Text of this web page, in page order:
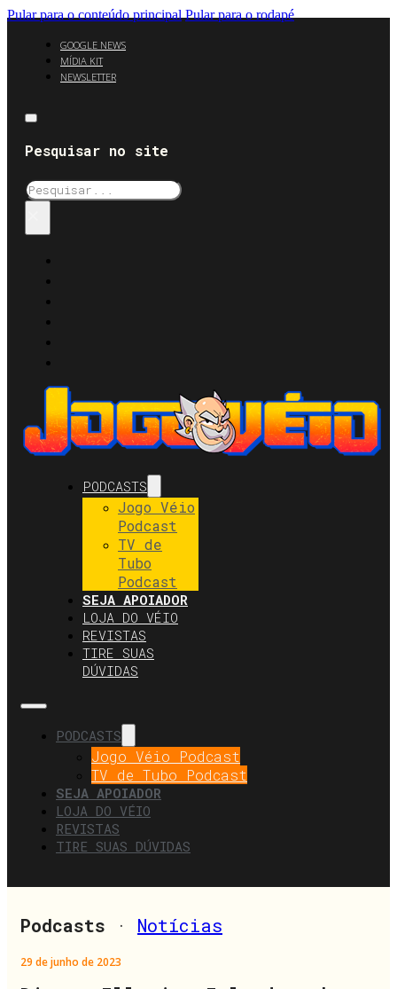
Pular para o conteúdo principal Pular para o rodapé
GOOGLE NEWS
MÍDIA KIT
NEWSLETTER
Pesquisar no site
Pesquisar
PODCASTS
Jogo Véio
Podcast
TV de
Tubo
Podcast
SEJA APOIADOR
LOJA DO VÉIO
REVISTAS
TIRE SUAS
DÚVIDAS
PODCASTS
Jogo Véio Podcast
TV de Tubo Podcast
SEJA APOIADOR
LOJA DO VÉIO
REVISTAS
TIRE SUAS DÚVIDAS
Podcasts · Notícias
29 de junho de 2023